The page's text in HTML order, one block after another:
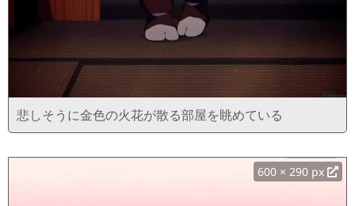
悲しそうに金色の火花が散る部屋を眺めている
600 × 290 px